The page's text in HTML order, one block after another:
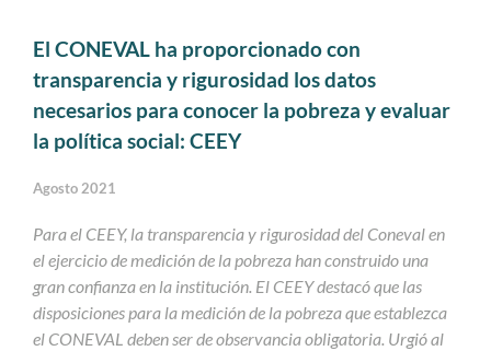
El CONEVAL ha proporcionado con
transparencia y rigurosidad los datos
necesarios para conocer la pobreza y evaluar
la política social: CEEY
Agosto 2021
Para el CEEY, la transparencia y rigurosidad del Coneval en
el ejercicio de medición de la pobreza han construido una
gran confianzaen la institución. El CEEY destacó que las
disposicionespara la medición de la pobreza que establezca
el CONEVAL deben ser de observancia obligatoria. Urgió al